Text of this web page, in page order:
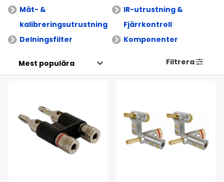
Mät- &
kalibreringsutrustning
IR-utrustning &
Fjärrkontroll
Delningsfilter
Komponenter
Filtrera